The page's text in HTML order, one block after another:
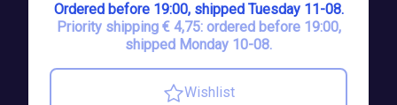
Ordered before 19:00, shipped Tuesday 11-08.
Priority shipping € 4,75: ordered before 19:00,
shipped Monday 10-08.
Wishlist